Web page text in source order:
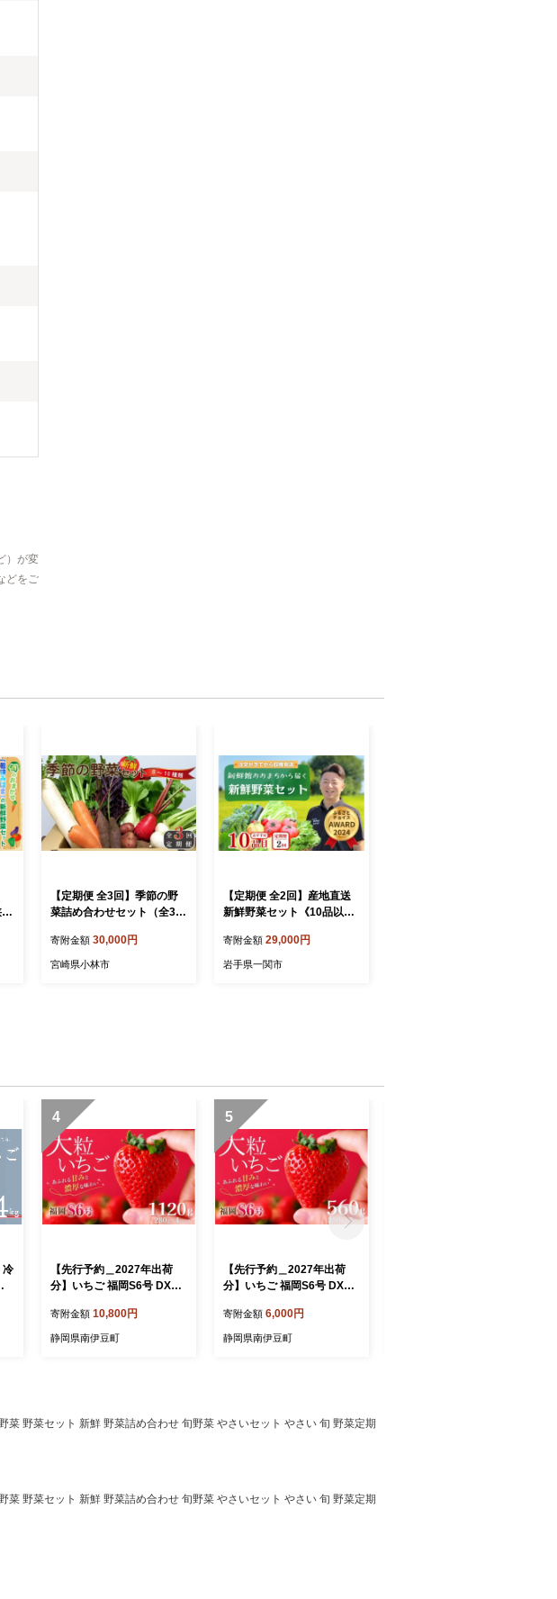
）が変
どをご
【定期便 全3回】季節の野
菜詰め合わせセット（全3回
さい 定期便 野菜セット や
さいセット 春野菜 夏野菜
寄附金額 30,000円
宮崎県小林市
【定期便 全2回】産地直送
新鮮野菜セット《10品以
れたて 定期便 季節 野菜 お
まかせ 旬 春野菜 夏野菜 秋
寄附金額 29,000円
岩手県一関市
冷
ご
4
【先行予約＿2027年出荷
分】いちご 福岡S6号 DXパ
ご イチゴ strawberry 苺 新
鮮 朝摘み 朝採り 産直 産地
納税 ふるさと納税苺 いちご
静岡県 南伊豆町 みなみのい
寄附金額 10,800円
静岡県南伊豆町
5
【先行予約＿2027年出荷
分】いちご 福岡S6号 DXパ
ご イチゴ strawberry 苺 新
鮮 朝摘み 朝採り 産直 産地
納税 ふるさと納税苺 いちご
静岡県 南伊豆町 みなみのい
寄附金額 6,000円
静岡県南伊豆町
野菜セット 新鮮 野菜詰め合わせ 旬野菜 やさいセット やさい 旬 野菜定期
野菜セット 新鮮 野菜詰め合わせ 旬野菜 やさいセット やさい 旬 野菜定期